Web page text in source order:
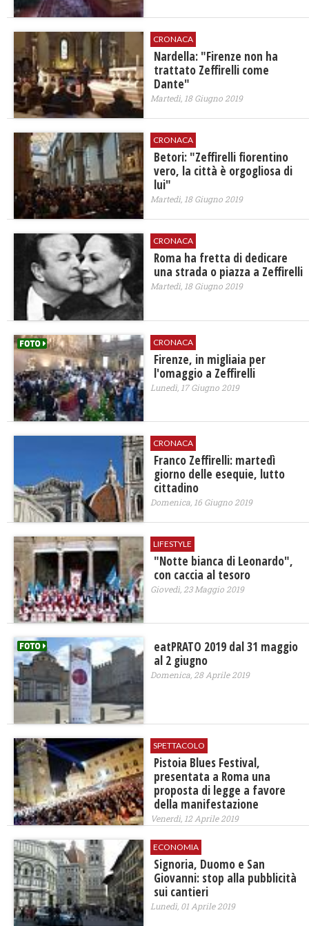
CRONACA
Nardella: "Firenze non ha
trattato Zeffirelli come
Dante"
Martedì, 18 Giugno 2019
CRONACA
Betori: "Zeffirelli fiorentino
vero, la città è orgogliosa di
lui"
Martedì, 18 Giugno 2019
CRONACA
Roma ha fretta di dedicare
una strada o piazza a Zeffirelli
Martedì, 18 Giugno 2019
CRONACA
Firenze, in migliaia per
l'omaggio a Zeffirelli
Lunedì, 17 Giugno 2019
CRONACA
Franco Zeffirelli: martedì
giorno delle esequie, lutto
cittadino
Domenica, 16 Giugno 2019
LIFESTYLE
"Notte bianca di Leonardo",
con caccia al tesoro
Giovedì, 23 Maggio 2019
eatPRATO 2019 dal 31 maggio
al 2 giugno
Domenica, 28 Aprile 2019
SPETTACOLO
Pistoia Blues Festival,
presentata a Roma una
proposta di legge a favore
della manifestazione
Venerdì, 12 Aprile 2019
ECONOMIA
Signoria, Duomo e San
Giovanni: ​stop alla pubblicità
sui cantieri
Lunedì, 01 Aprile 2019